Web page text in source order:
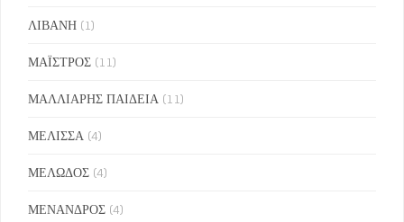
ΛΙΒΑΝΗ (1)
ΜΑΪΣΤΡΟΣ (11)
ΜΑΛΛΙΑΡΗΣ ΠΑΙΔΕΙΑ (11)
ΜΕΛΙΣΣΑ (4)
ΜΕΛΩΔΟΣ (4)
ΜΕΝΑΝΔΡΟΣ (4)